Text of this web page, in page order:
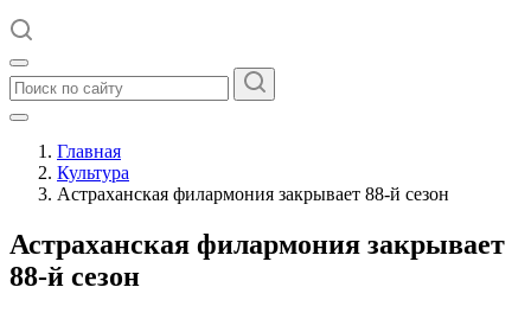
Главная
Культура
Астраханская филармония закрывает 88-й сезон
Астраханская филармония закрывает
88-й сезон